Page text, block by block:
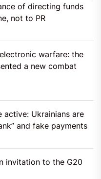
of directing funds
not to PR
warfare: the
a new combat
active: Ukrainians are
and fake payments
invitation to the G20